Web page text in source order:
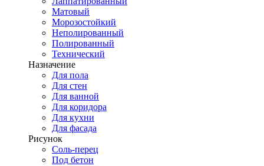
Матовый
Морозостойкий
Неполированный
Полированный
Технический
Назначение
Для пола
Для стен
Для ванной
Для коридора
Для кухни
Для фасада
Рисунок
Соль-перец
Под бетон